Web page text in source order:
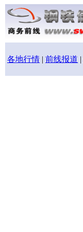
各地行情 | 前线报道 |